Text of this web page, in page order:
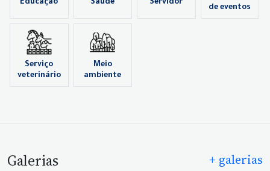
Educação Saúde Servidor
de eventos
Serviço
veterinário
Meio
ambiente
Galerias + galerias